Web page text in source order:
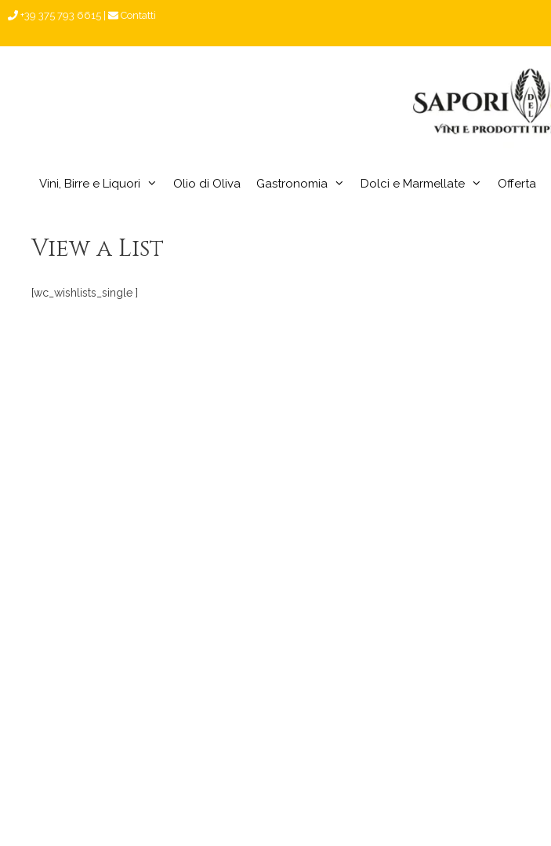
+39 375 793 6615 Contatti
Vini, Birre e Liquori Olio di Oliva Gastronomia Dolci e Marmellate Offerta
View a List
[wc_wishlists_single ]